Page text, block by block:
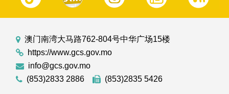
澳门南湾大马路762-804号中华广场15楼
https://www.gcs.gov.mo
info@gcs.gov.mo
(853)2833 2886
(853)2835 5426